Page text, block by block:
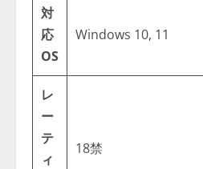
対
応
OS
Windows 10, 11
レ
ー
テ
ィ
18禁